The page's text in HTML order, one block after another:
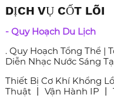
DỊCH VỤ CỐT LÕI
- Quy Hoạch Du Lịch
. Quy Hoạch Tổng Thể |
Diễn Nhạc Nước Sáng
Thiết Bị Cơ Khí Khổng
Thuật 丨 Vận Hành IP